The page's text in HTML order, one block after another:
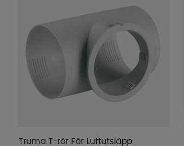
Truma T-rör För Luftutsläpp